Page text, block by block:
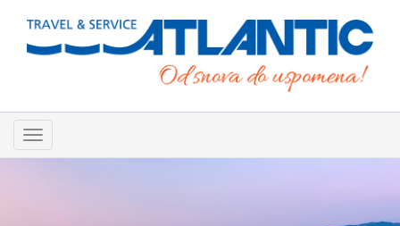
main
Toggle
navigation